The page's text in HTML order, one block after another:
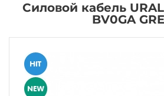
Силовой кабель
BV0GA